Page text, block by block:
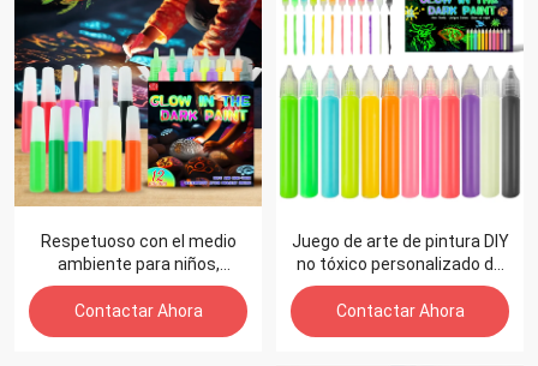
Respetuoso con el medio
ambiente para niños,
suministros profesionales,
pintura acrílica que brilla en
Contactar Ahora
Juego de arte de pintura DIY
no tóxico personalizado de
12 colores 15ML que brilla
en la pintura acrílica oscura
Contactar Ahora